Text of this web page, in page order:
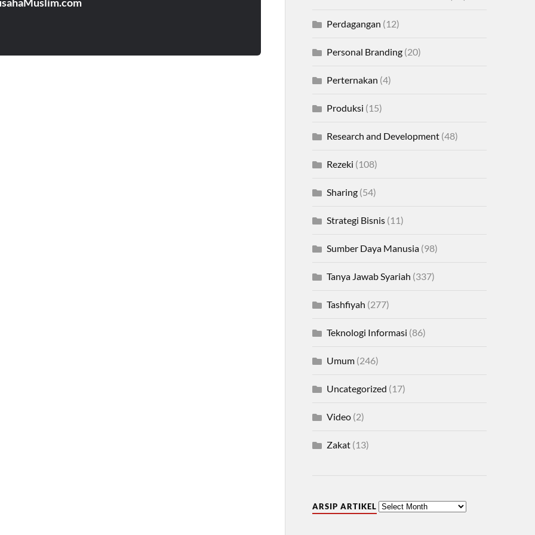
Perdagangan (12)
Personal Branding(20)
Perternakan (4)
Produksi (15)
Research and Development(48)
Rezeki (108)
Sharing(54)
Strategi Bisnis(11)
Sumber Daya Manusia(98)
Tanya Jawab Syariah (337)
Tashfiyah (277)
Teknologi Informasi (86)
Umum(246)
Uncategorized (17)
Video(2)
Zakat(13)
ARSIP ARTIKEL